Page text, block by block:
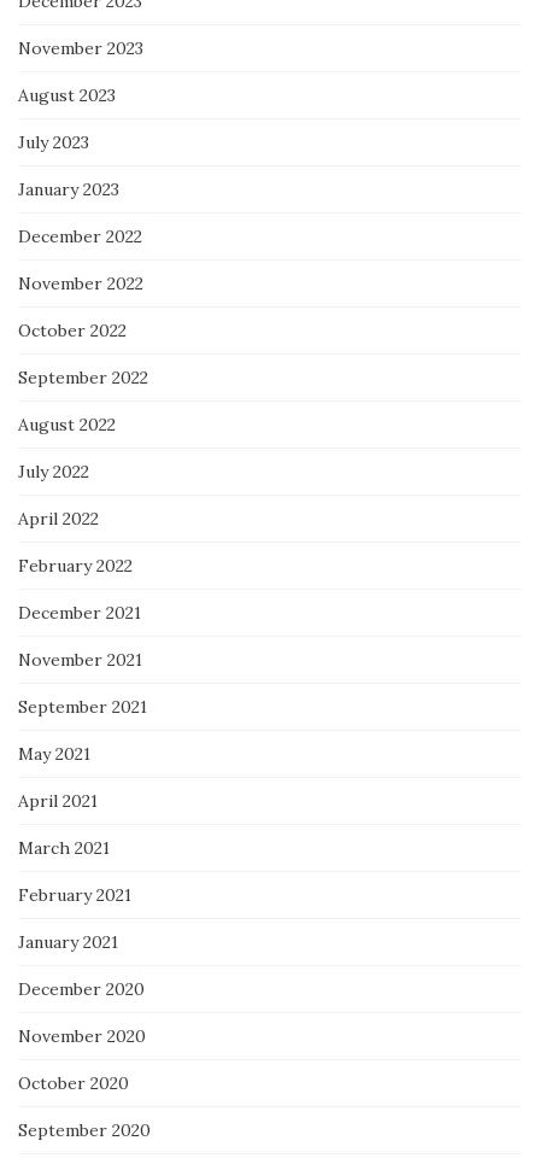
November 2023
August 2023
July 2023
January 2023
December 2022
November 2022
October 2022
September 2022
August 2022
July 2022
April 2022
February 2022
December 2021
November 2021
September 2021
May 2021
April 2021
March 2021
February 2021
January 2021
December 2020
November 2020
October 2020
September 2020